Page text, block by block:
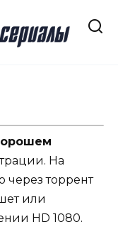
На
через торрент
или
HD 1080.